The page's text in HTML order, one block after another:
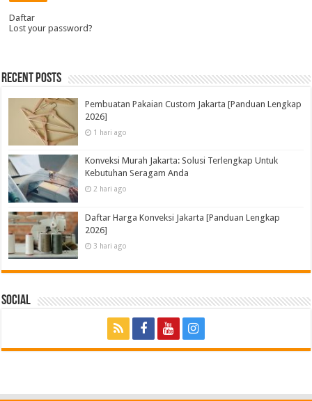
Daftar
Lost your password?
Recent Posts
Pembuatan Pakaian Custom Jakarta [Panduan Lengkap
2026]
1 hari ago
Konveksi Murah Jakarta: Solusi Terlengkap Untuk
Kebutuhan Seragam Anda
2 hari ago
Daftar Harga Konveksi Jakarta [Panduan Lengkap
2026]
3 hari ago
Social